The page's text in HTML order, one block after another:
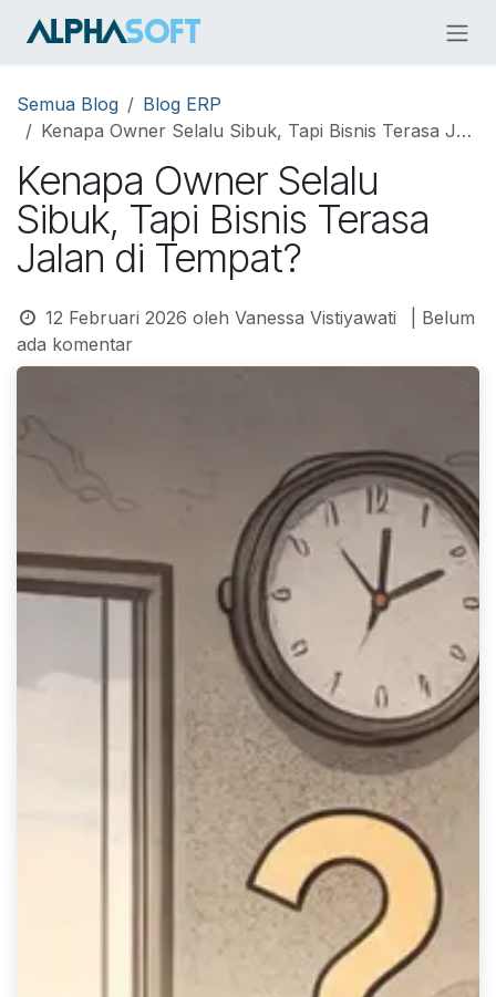
Semua Blog
Blog ERP
Kenapa Owner Selalu Sibuk, Tapi Bisnis Terasa Jalan di Tempat?
Kenapa Owner Selalu
Sibuk, Tapi Bisnis Terasa
Jalan di Tempat?
12 Februari 2026 oleh Vanessa Vistiyawati
| Belum
ada komentar